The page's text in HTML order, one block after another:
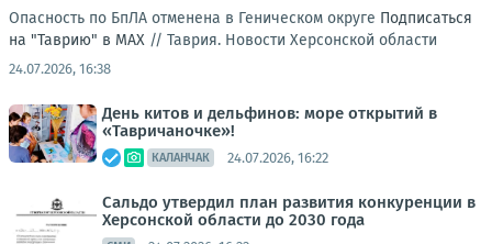
Опасность по БпЛА отменена в Геническом округе Подписаться
на "Таврию" в MAX // Таврия. Новости Херсонской области
24.07.2026, 16:38
День китов и дельфинов: море открытий в
«Тавричаночке»!
КАЛАНЧАК 24.07.2026, 16:22
Сальдо утвердил план развития конкуренции в
Херсонской области до 2030 года